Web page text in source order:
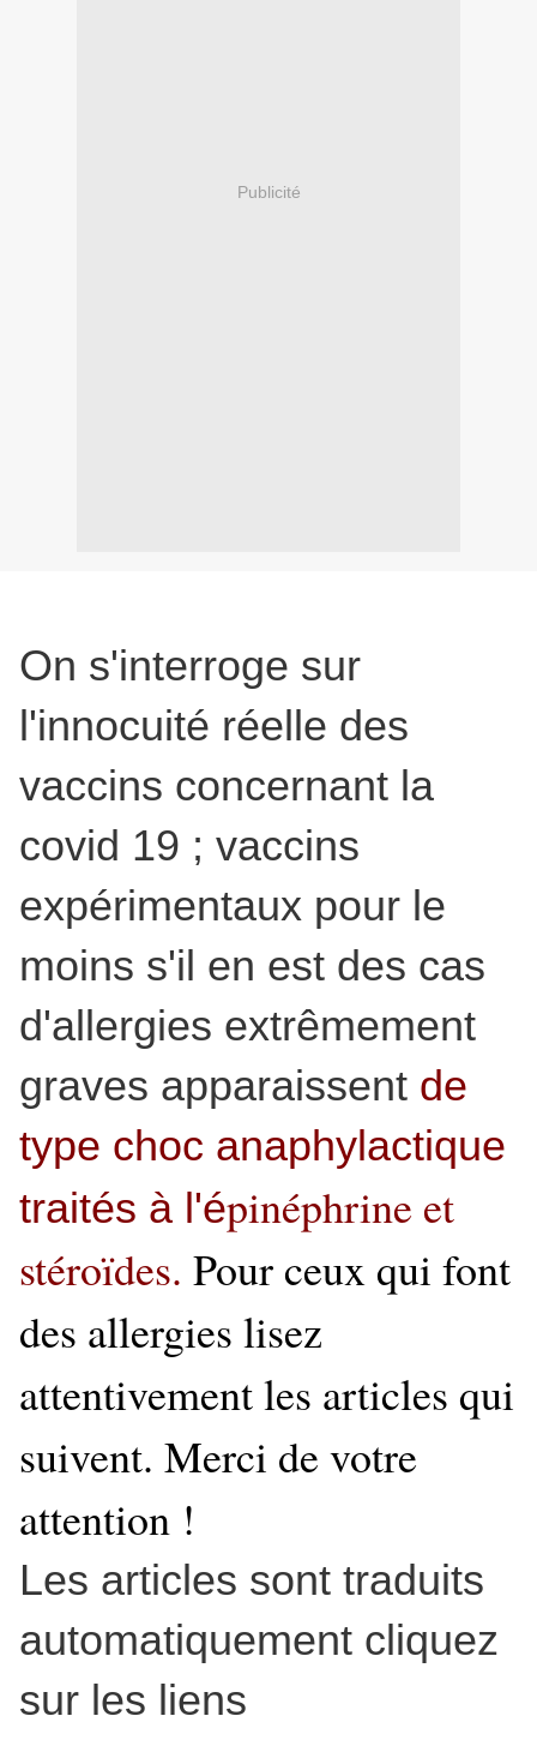
Publicité
On s'interroge sur
l'innocuité réelle des
vaccins concernant la
covid 19 ; vaccins
expérimentaux pour le
moins s'il en est des cas
d'allergies extrêmement
graves apparaissent de
type choc anaphylactique
traités à l'épinéphrine et
stéroïdes. Pour ceux qui font
des allergies lisez
attentivement les articles qui
suivent. Merci de votre
attention !
Les articles sont traduits
automatiquement cliquez
sur les liens